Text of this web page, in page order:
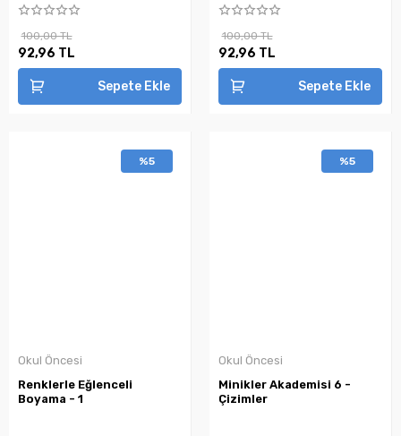
100,00 TL
92,96 TL
Sepete Ekle
100,00 TL
92,96 TL
Sepete Ekle
%5
Okul Öncesi
Renklerle Eğlenceli
Boyama - 1
%5
Okul Öncesi
Minikler Akademisi 6 -
Çizimler